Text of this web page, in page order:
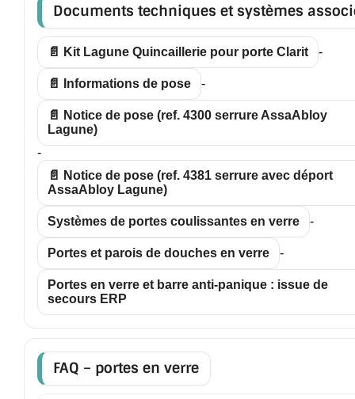
Documents techniques et systèmes
📄 Kit Lagune Quincaillerie pour porte Clarit -
📄 Informations de pose -
📄 Notice de pose (ref. 4300 serrure AssaAbloy
Lagune)
-
📄 Notice de pose (ref. 4381 serrure avec déport
AssaAbloy Lagune)
Systèmes de portes coulissantes en verre -
Portes et parois de douches en verre -
Portes en verre et barre anti-panique : issue de
secours ERP
FAQ – portes en verre